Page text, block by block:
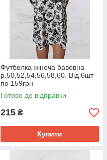
Футболка жіноча бавовна
р.50,52,54,56,58,60. Від 6шт
по 159грн
Готово до відправки
215 ₴
Купити